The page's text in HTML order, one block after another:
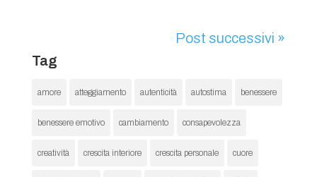
Post successivi »
Tag
amore atteggiamento autenticità autostima benessere
benessere emotivo cambiamento consapevolezza
creatività crescita interiore crescita personale cuore